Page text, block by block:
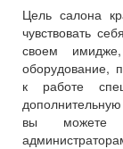
Цель салона
чувствовать
своем
оборудование,
к работе
вы можете